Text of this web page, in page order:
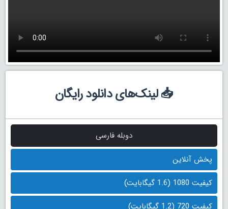
📥 لینک‌های دانلود رایگان
دوبله فارسی
پخش آنلاین
کیفیت 1080 (1.6 گیگابایت)
کیفیت 720 (1.2 گیگابایت)